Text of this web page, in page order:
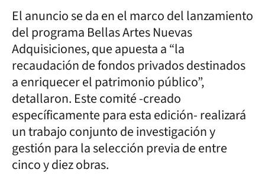
El anuncio se da en el marco del lanzamiento
del programa Bellas Artes Nuevas
Adquisiciones, que apuesta a “la
recaudación de fondos privados destinados
a enriquecer el patrimonio público”,
detallaron. Este comité -creado
específicamente para esta edición- realizará
un trabajo conjunto de investigación y
gestión para la selección previa de entre
cinco y diez obras.